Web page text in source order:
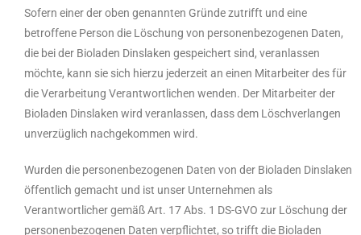
Sofern einer der oben genannten Gründe zutrifft und eine
betroffene Person die Löschung von personenbezogenen Daten,
die bei der Bioladen Dinslaken gespeichert sind, veranlassen
möchte, kann sie sich hierzu jederzeit an einen Mitarbeiter des für
die Verarbeitung Verantwortlichen wenden. Der Mitarbeiter der
Bioladen Dinslaken wird veranlassen, dass dem Löschverlangen
unverzüglich nachgekommen wird.
Wurden die personenbezogenen Daten von der Bioladen Dinslaken
öffentlich gemacht und ist unser Unternehmen als
Verantwortlicher gemäß Art. 17 Abs. 1 DS-GVO zur Löschung der
personenbezogenen Daten verpflichtet, so trifft die Bioladen